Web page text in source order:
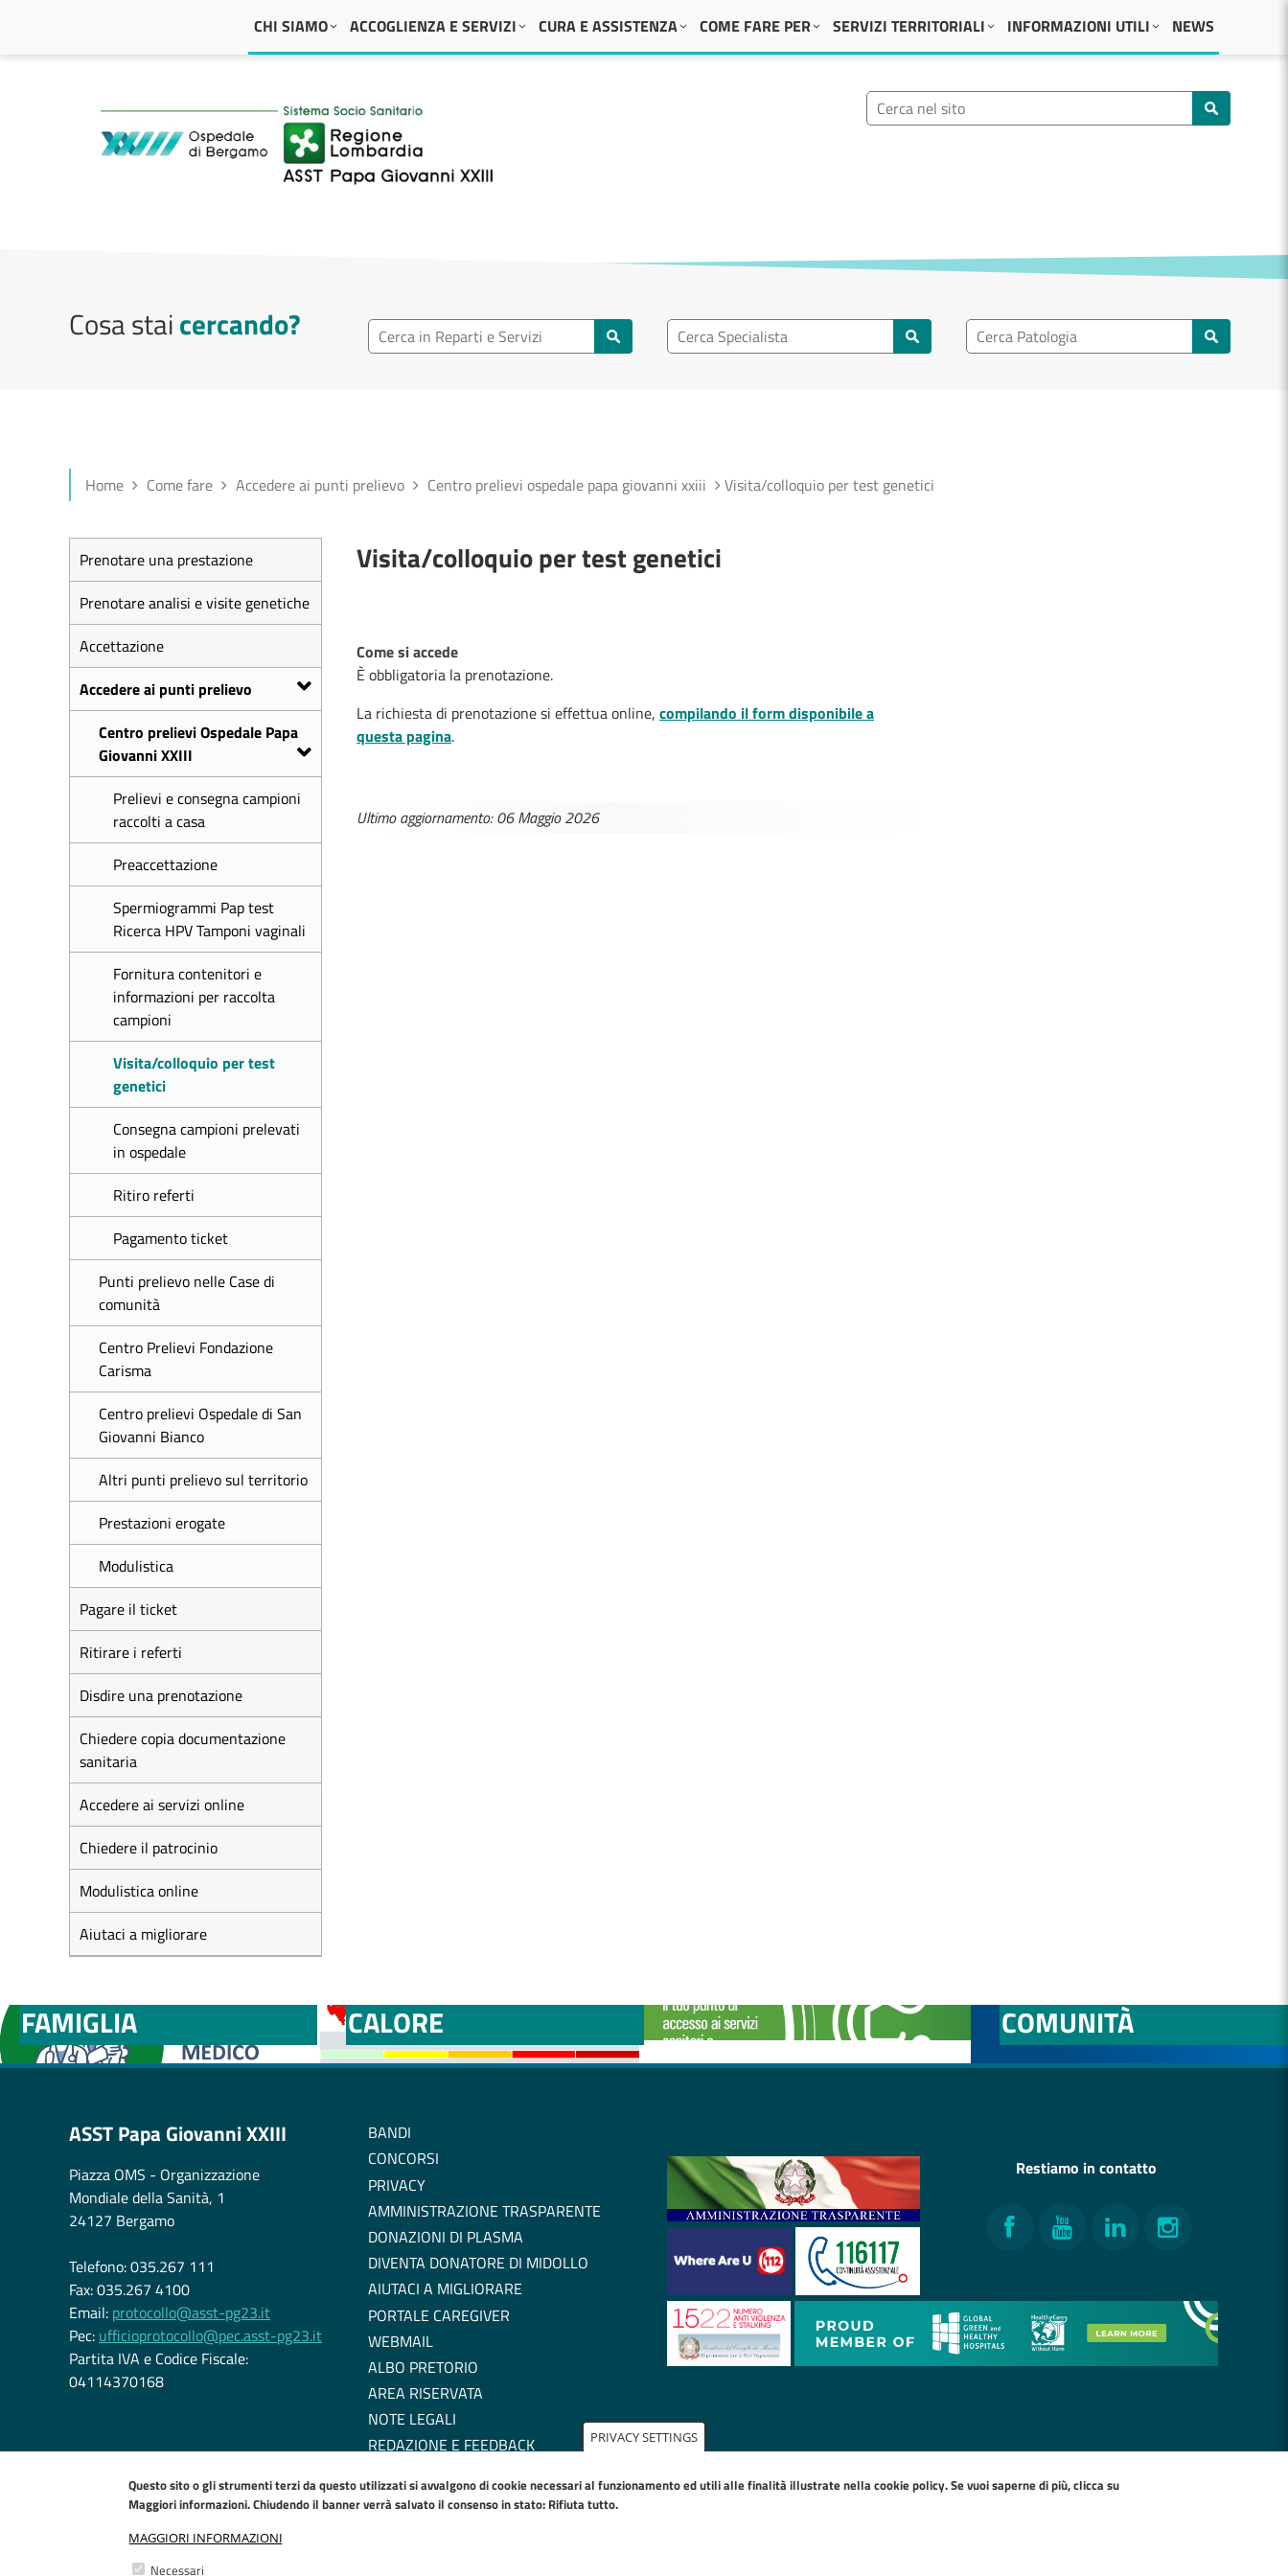
PRIVACY SETTINGS
Questo sito o gli strumenti terzi da questo utilizzati si avvalgono di cookie necessari al funzionamento ed utili alle finalità illustrate nellacookie policy. Se vuoi saperne di più, clicca su
Maggiori informazioni. Chiudendo il banner verrà salvato il consenso in stato: Rifiuta tutto.
MAGGIORI INFORMAZIONI
Necessari
Navigazione principaleCHI SIAMO ACCOGLIENZA E SERVIZI CURA E ASSISTENZA COME FARE PER SERVIZI TERRITORIALI INFORMAZIONI UTILI NEWS
ASST Papa Giovanni XXIII
Ricerca nel sito
Cosa staicercando? Ricerca reparto Ricerca specialisti Ricerca nel patologia
Home Come fare Accedere ai punti prelievo Centro prelievi ospedale papa giovanni xxiii Visita/colloquio per test genetici
Visita/colloquio per test genetici
Come si accede
È obbligatoria la prenotazione.
La richiesta di prenotazione si effettua online, compilando il form disponibile a
questa pagina.
Ultimo aggiornamento: 06 Maggio 2026
Prenotare una prestazione
Prenotare analisi e visite genetiche
Accettazione
Accedere ai punti prelievo
Centro prelievi Ospedale Papa
Giovanni XXIII
Prelievi e consegna campioni
raccolti a casa
Preaccettazione
Spermiogrammi Pap test
Ricerca HPV Tamponi vaginali
Fornitura contenitori e
informazioni per raccolta
campioni
Visita/colloquio per test
genetici
Consegna campioni prelevati
in ospedale
Ritiro referti
Pagamento ticket
Punti prelievo nelle Case di
comunità
Centro Prelievi Fondazione
Carisma
Centro prelievi Ospedale di San
Giovanni Bianco
Altri punti prelievo sul territorio
Prestazioni erogate
Modulistica
Pagare il ticket
Ritirare i referti
Disdire una prenotazione
Chiedere copia documentazione
sanitaria
Accedere ai servizi online
Chiedere il patrocinio
Modulistica online
Aiutaci a migliorare
FAMIGLIA
CALORE
COMUNITÀ
ASST Papa Giovanni XXIII
Piazza OMS - Organizzazione
Mondiale della Sanità, 1
24127 Bergamo
Telefono: 035.267 111
Fax: 035.267 4100
Email: protocollo@asst-pg23.it
Pec: ufficioprotocollo@pec.asst-pg23.it
Partita IVA e Codice Fiscale:
04114370168
BANDI
CONCORSI
PRIVACY
AMMINISTRAZIONE TRASPARENTE
DONAZIONI DI PLASMA
DIVENTA DONATORE DI MIDOLLO
AIUTACI A MIGLIORARE
PORTALE CAREGIVER
WEBMAIL
ALBO PRETORIO
AREA RISERVATA
NOTE LEGALI
REDAZIONE E FEEDBACK
EU COOKIE POLICY
Restiamo in contatto
Facebook
YouTubeLinkedInInstagram